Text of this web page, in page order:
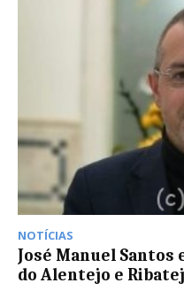
NOTÍCIAS
José Manuel Santos
do Alentejo e